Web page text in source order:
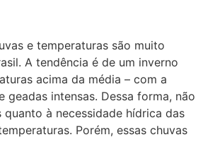
e temperaturas são muito
A tendência é de um inverno
acima da média – com a
geadas intensas. Dessa forma, não
quanto à necessidade hídrica das
Porém, essas chuvas